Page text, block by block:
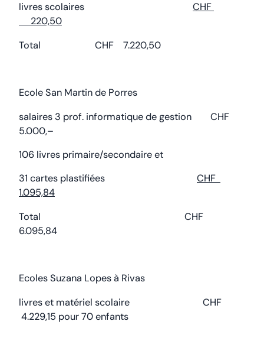
livres scolaires CHF
220,50
Total CHF 7.220,50
Ecole San Martin de Porres
salaires 3 prof. informatique de gestion CHF
5.000,–
106 livres primaire/secondaire et
31 cartes plastifiées CHF
1.095,84
Total CHF
6.095,84
Ecoles Suzana Lopes à Rivas
livres et matériel scolaire CHF
4.229,15 pour 70 enfants